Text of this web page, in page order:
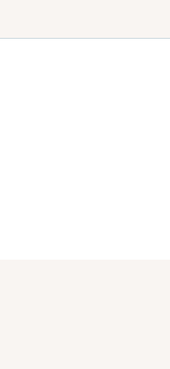
Rabatt!